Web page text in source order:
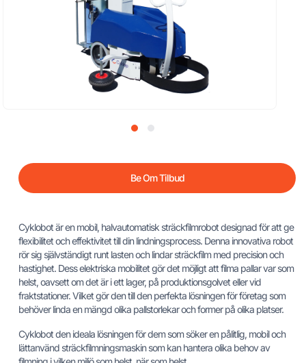
Cyklobot är en mobil, halvautomatisk sträckfilmrobot designad för att ge
flexibilitet och effektivitet till din lindningsprocess. Denna innovativa robot
rör sig självständigt runt lasten och lindar sträckfilm med precision och
hastighet. Dess elektriska mobilitet gör det möjligt att filma pallar var som
helst, oavsett om det är i ett lager, på produktionsgolvet eller vid
fraktstationer. Vilket gör den till den perfekta lösningen för företag som
behöver linda en mängd olika pallstorlekar och former på olika platser.
Cyklobot den ideala lösningen för dem som söker en pålitlig, mobil och
lättanvänd sträckfilmningsmaskin som kan hantera olika behov av
Be Om Tilbud